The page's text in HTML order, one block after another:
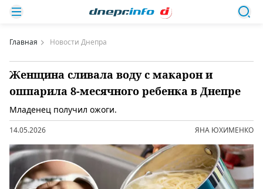
Главная Новости Днепра
Женщина сливала воду с макарон и
ошпарила 8-месячного ребенка в Днепре
Младенец получил ожоги.
14.05.2026 ЯНА ЮХИМЕНКО